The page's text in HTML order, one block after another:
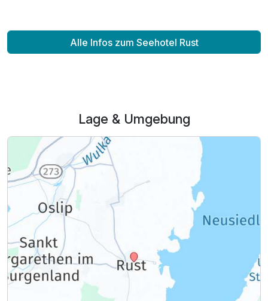
Alle Infos zum Seehotel Rust
Lage & Umgebung